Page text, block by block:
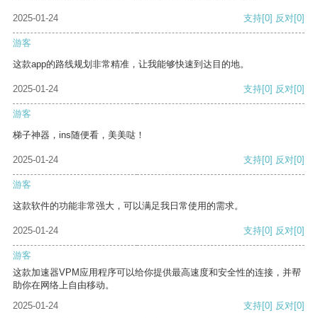
2025-01-24 支持[0] 反对[0]
游客
这款app的路线规划非常精准，让我能够快速到达目的地。
2025-01-24 支持[0] 反对[0]
游客
梯子神器，ins随便看，美美哒！
2025-01-24 支持[0] 反对[0]
游客
这款软件的功能非常强大，可以满足我日常使用的需求。
2025-01-24 支持[0] 反对[0]
游客
这款加速器VPM应用程序可以给你提供最高速度和安全性的连接，并帮
助你在网络上自由移动。
2025-01-24
支持[0] 反对[0]